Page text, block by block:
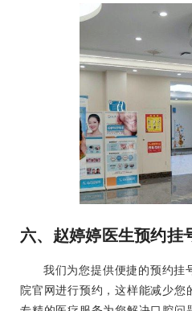
六、赵婷婷医生预约挂
我们为您提供便捷的预约挂
院官网进行预约，这样能减少您